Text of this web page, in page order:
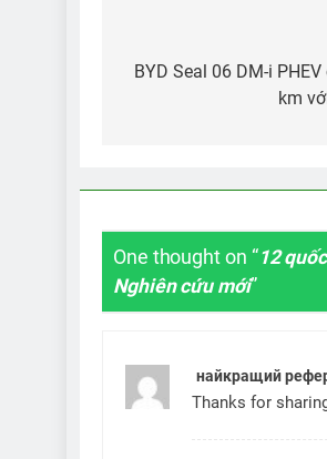
hướng
BYD Seal 06 DM-i
km
One thought on “12
Nghiên cứu mới”
найкращий
Thanks for